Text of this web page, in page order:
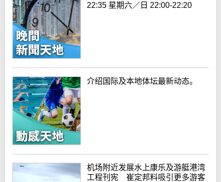
22:35 星期六／日 22:00-22:20
介绍国际及本地体坛最新动态。
机场附近发展水上康乐及游艇港湾
工程刊宪 崔定邦料吸引更多游客